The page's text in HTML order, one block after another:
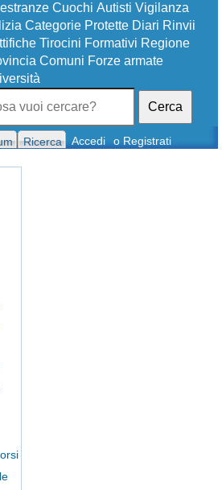
Cuochi Autisti Vigilanza
Categorie Protette Diari Rinvii
Tirocini Formativi Regione
Comuni Forze armate
Cerca
Ricerca Accedi o Registrati